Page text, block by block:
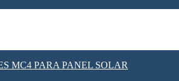
MC4 PARA PANEL SOLAR